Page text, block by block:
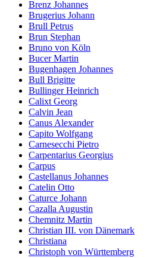
Brenz Johannes
Brugerius Johann
Brull Petrus
Brun Stephan
Bruno von Köln
Bucer Martin
Bugenhagen Johannes
Bull Brigitte
Bullinger Heinrich
Calixt Georg
Calvin Jean
Canus Alexander
Capito Wolfgang
Carnesecchi Pietro
Carpentarius Georgius
Carpus
Castellanus Johannes
Catelin Otto
Caturce Johann
Cazalla Augustin
Chemnitz Martin
Christian III. von Dänemark
Christiana
Christoph von Württemberg